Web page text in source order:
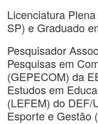
Licenciatura
SP) e Graduado
Pesquisador
Pesquisas em
(GEPECOM) da
Estudos em
(LEFEM) do DEF/
Esporte e Gestão